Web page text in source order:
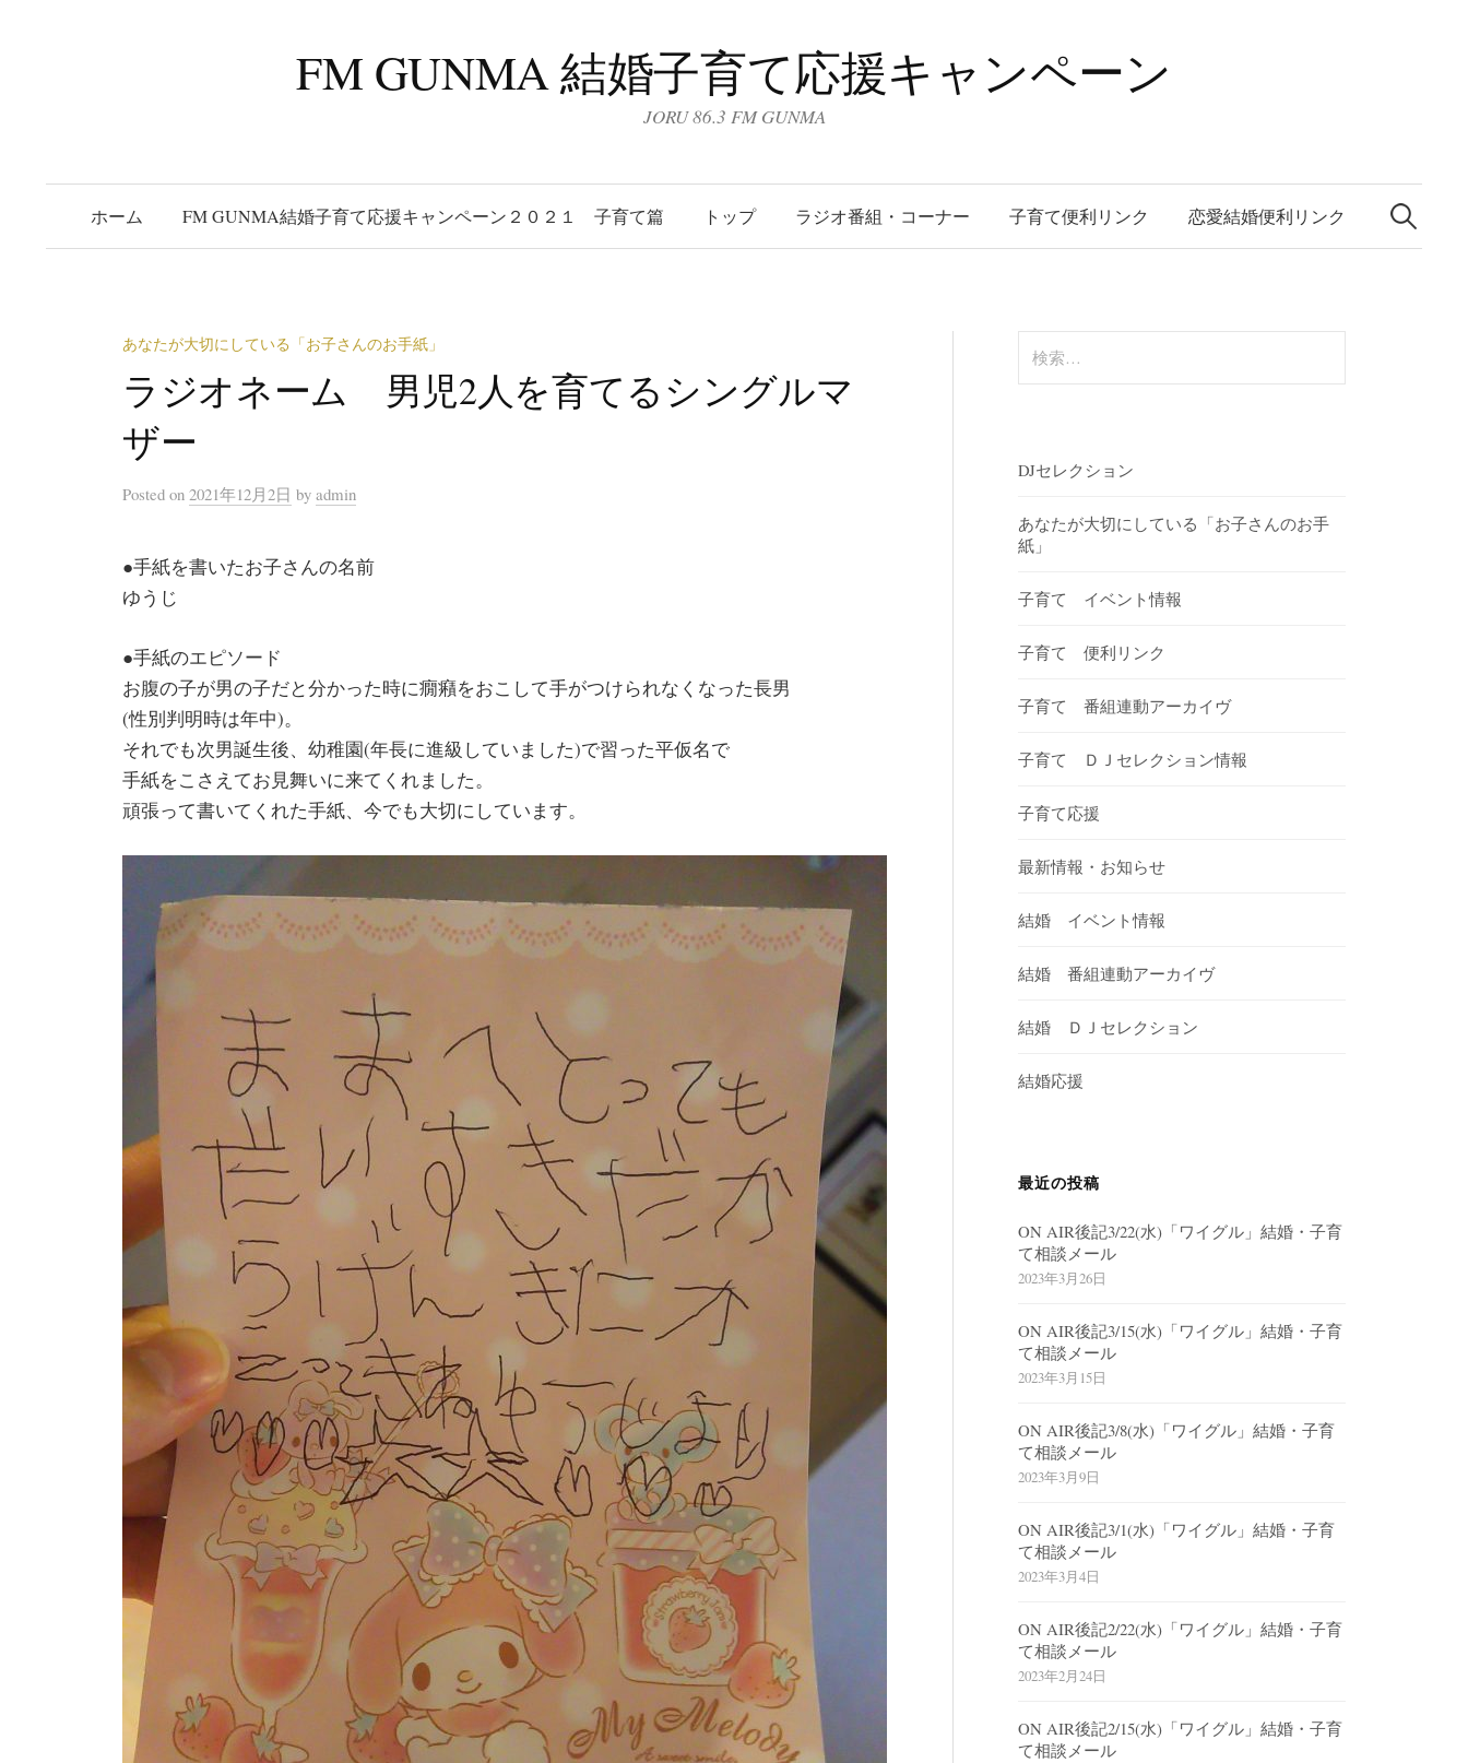
FM GUNMA 結婚子育て応援キャンペーン
JORU 86.3 FM GUNMA
ホーム FM GUNMA結婚子育て応援キャンペーン２０２１ 子育て篇 トップ ラジオ番組・コーナー 子育て便利リンク 恋愛結婚便利リンク
検
索:
あなたが大切にしている「お子さんのお手紙」
ラジオネーム 男児2人を育てるシングルマ
ザー
Posted on 2021年12月2日 by admin
●手紙を書いたお子さんの名前
ゆうじ
●手紙のエピソード
お腹の子が男の子だと分かった時に癇癪をおこして手がつけられなくなった長男
(性別判明時は年中)。
それでも次男誕生後、幼稚園(年長に進級していました)で習った平仮名で
手紙をこさえてお見舞いに来てくれました。
頑張って書いてくれた手紙、今でも大切にしています。
索:
DJセレクション
あなたが大切にしている「お子さんのお手
紙」
子育て イベント情報
子育て 便利リンク
子育て 番組連動アーカイヴ
子育て ＤＪセレクション情報
子育て応援
最新情報・お知らせ
結婚 イベント情報
結婚 番組連動アーカイヴ
結婚 ＤＪセレクション
結婚応援
最近の投稿
ON AIR後記3/22(水)「ワイグル」結婚・子育
て相談メール
2023年3月26日
ON AIR後記3/15(水)「ワイグル」結婚・子育
て相談メール
2023年3月15日
ON AIR後記3/8(水)「ワイグル」結婚・子育
て相談メール
2023年3月9日
ON AIR後記3/1(水)「ワイグル」結婚・子育
て相談メール
2023年3月4日
ON AIR後記2/22(水)「ワイグル」結婚・子育
て相談メール
2023年2月24日
ON AIR後記2/15(水)「ワイグル」結婚・子育
て相談メール